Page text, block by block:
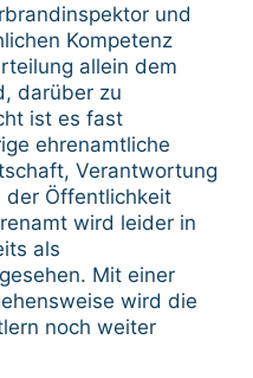
und
Kompetenz
allein dem
darüber zu
ist es fast
ehrenamtliche
Verantwortung
der Öffentlichkeit
wird leider in
als
Mit einer
wird die
noch weiter